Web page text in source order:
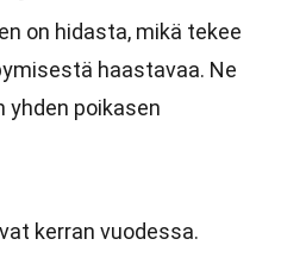
on hidasta, mikä tekee
haastavaa. Ne
yhden poikasen
kerran vuodessa.